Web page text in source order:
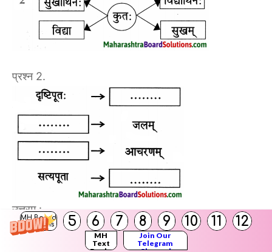
MH Board
Solutions
5 6 7 8 9 10 11 12
MH
Text
Join Our
Telegram
प्रश्न 2.
उत्तरम् :